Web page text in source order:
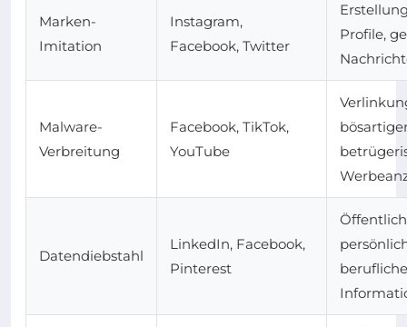
Marken-
Imitation
Instagram,
Facebook, Twitter
Profile,
Malware-
Verbreitung
Facebook, TikTok,
YouTube
Datendiebstahl
LinkedIn, Facebook,
Pinterest
berufliche